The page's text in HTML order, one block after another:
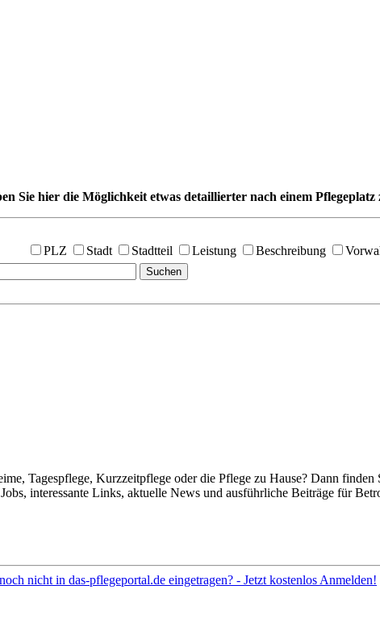
Sie hier die Möglichkeit etwas detaillierter nach einem Pflegeplatz
PLZ Stadt Stadtteil Leistung Beschreibung
Tagespflege, Kurzzeitpflege oder die Pflege zu Hause? Dann
interessante Links, aktuelle News und ausführliche Beiträge für
nicht in das-pflegeportal.de eingetragen? - Jetzt kostenlos Anmelden!